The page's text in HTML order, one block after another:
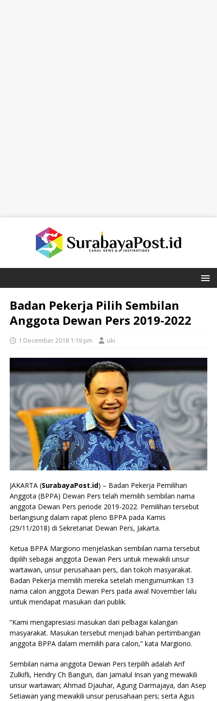
Badan Pekerja Pilih Sembilan
Anggota Dewan Pers 2019-2022
1 December 2018 1:19 pm uki
JAKARTA (SurabayaPost.id) – Badan Pekerja Pemilihan
Anggota (BPPA) Dewan Pers telah memilih sembilan nama
anggota Dewan Pers periode 2019-2022. Pemilihan tersebut
berlangsung dalam rapat pleno BPPA pada Kamis
(29/11/2018) di Sekretariat Dewan Pers, Jakarta.
Ketua BPPA Margiono menjelaskan sembilan nama tersebut
dipilih sebagai anggota Dewan Pers untuk mewakili unsur
wartawan, unsur perusahaan pers, dan tokoh masyarakat.
Badan Pekerja memilih mereka setelah mengumumkan 13
nama calon anggota Dewan Pers pada awal November lalu
untuk mendapat masukan dari publik.
“Kami mengapresiasi masukan dari pelbagai kalangan
masyarakat. Masukan tersebut menjadi bahan pertimbangan
anggota BPPA dalam memilih para calon,” kata Margiono.
Sembilan nama anggota Dewan Pers terpilih adalah Arif
Zulkifli, Hendry Ch Bangun, dan Jamalul Insan yang mewakili
unsur wartawan; Ahmad Djauhar, Agung Darmajaya, dan Asep
Setiawan yang mewakili unsur perusahaan pers; serta Agus